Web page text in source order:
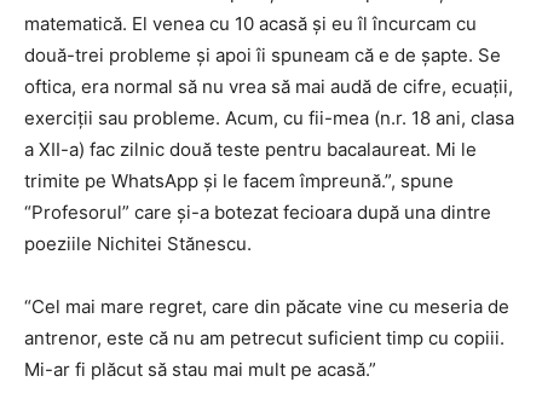
matematică. El venea cu 10 acasă şi eu îl încurcam cu
două-trei probleme şi apoi îi spuneam că e de şapte. Se
oftica, era normal să nu vrea să mai audă de cifre, ecuaţii,
exerciţii sau probleme. Acum, cu fii-mea (n.r. 18 ani, clasa
a XII-a) fac zilnic două teste pentru bacalaureat. Mi le
trimite pe WhatsApp şi le facem împreună.”, spune
“Profesorul” care şi-a botezat fecioara după una dintre
poeziile Nichitei Stănescu.
“Cel mai mare regret, care din păcate vine cu meseria de
antrenor, este că nu am petrecut suficient timp cu copiii.
Mi-ar fi plăcut să stau mai mult pe acasă.”